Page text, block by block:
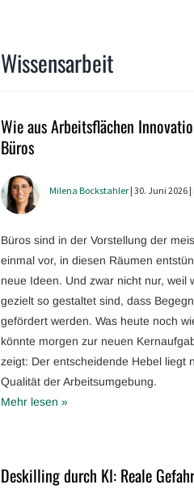
Wissensarbeit
Wie aus Arbeitsflächen
Büros
Milena Bockstahler | 30. Juni 2026 |
Büros sind in der Vorstellung der
einmal vor, in diesen Räumen
neue Ideen. Und zwar nicht nur, weil
gezielt so gestaltet sind, dass
gefördert werden. Was heute noch
könnte morgen zur neuen
zeigt: Der entscheidende Hebel liegt
Qualität der Arbeitsumgebung.
Mehr lesen »
Deskilling durch KI: Reale